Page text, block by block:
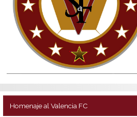
Homenaje al Valencia FC